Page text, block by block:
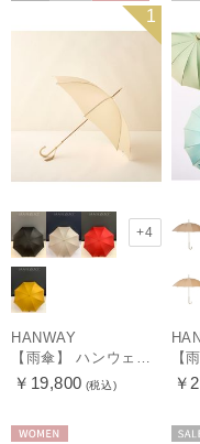
WOMEN 1
+4
HANWAY
【雨傘】 ハンウェイ （HANWAY） Couturier クチュリエ 長傘 日本製
￥19,800 (税込) ￥